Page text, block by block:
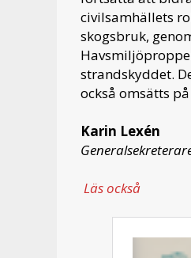
civilsamhällets
skogsbruk,
strandskyddet.
också omsätts
Karin Lexén
Läs också